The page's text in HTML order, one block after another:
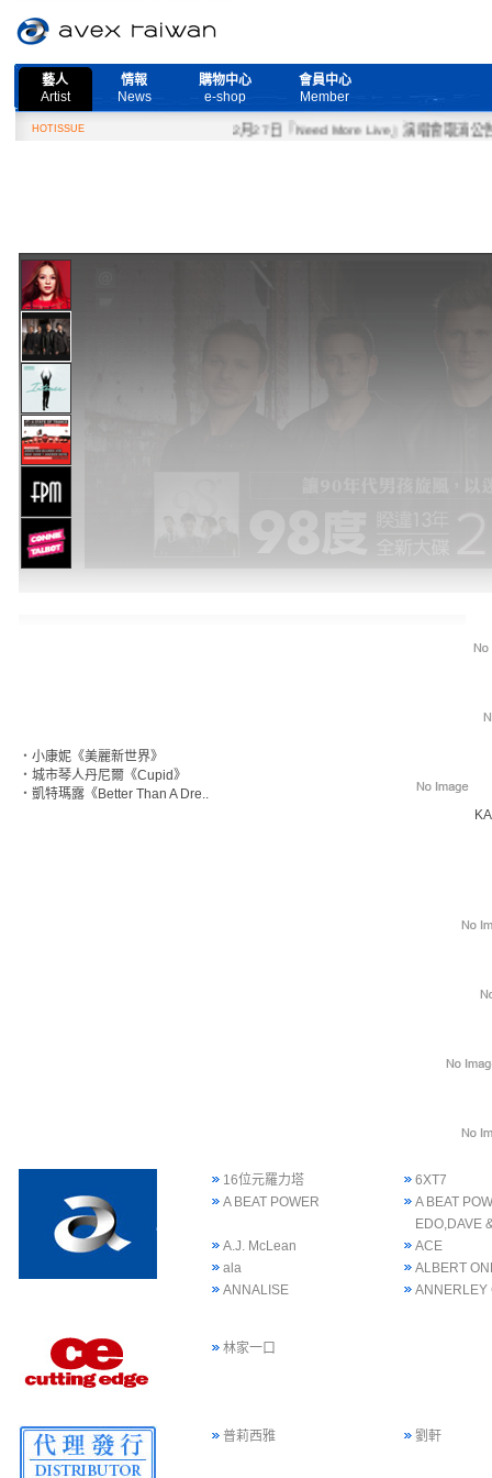
藝人
Artist
情報
News
購物中心
e-shop
會員中心
Member
HOTISSUE 2月27日『Need More Live』演唱會取消公告
‧ 小康妮《美麗新世界》
‧ 城市琴人丹尼爾《Cupid》
‧ 凱特瑪露《Better Than A Dre..
16位元羅力塔
6XT7
A BEAT POWER
A BEAT
EDO,DAVE
A.J. McLean
ACE
ala
ALBERT
ANNALISE
ANNERLEY
林家一口
普莉西雅 劉軒